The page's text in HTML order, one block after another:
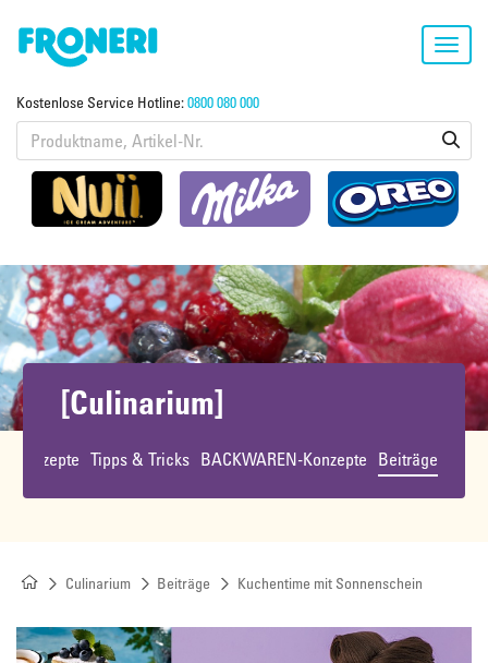
Kostenlose Service Hotline:0800 080 000
[Culinarium]
Rezepte Tipps & Tricks BACKWAREN-Konzepte Beiträge
Culinarium Beiträge Kuchentime mit Sonnenschein